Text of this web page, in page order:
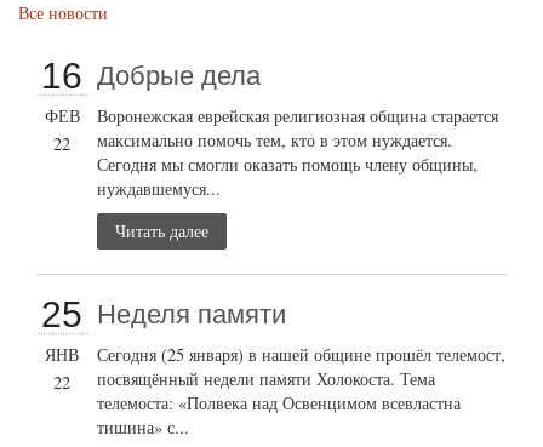
Все новости
16
ФЕВ
22
Добрые дела
Воронежская еврейская религиозная община старается
максимально помочь тем, кто в этом нуждается.
Сегодня мы смогли оказать помощь члену общины,
нуждавшемуся...
Читать далее
25
ЯНВ
22
Неделя памяти
Сегодня (25 января) в нашей общине прошёл телемост,
посвящённый недели памяти Холокоста. Тема
телемоста: «Полвека над Освенцимом всевластна
тишина» с...